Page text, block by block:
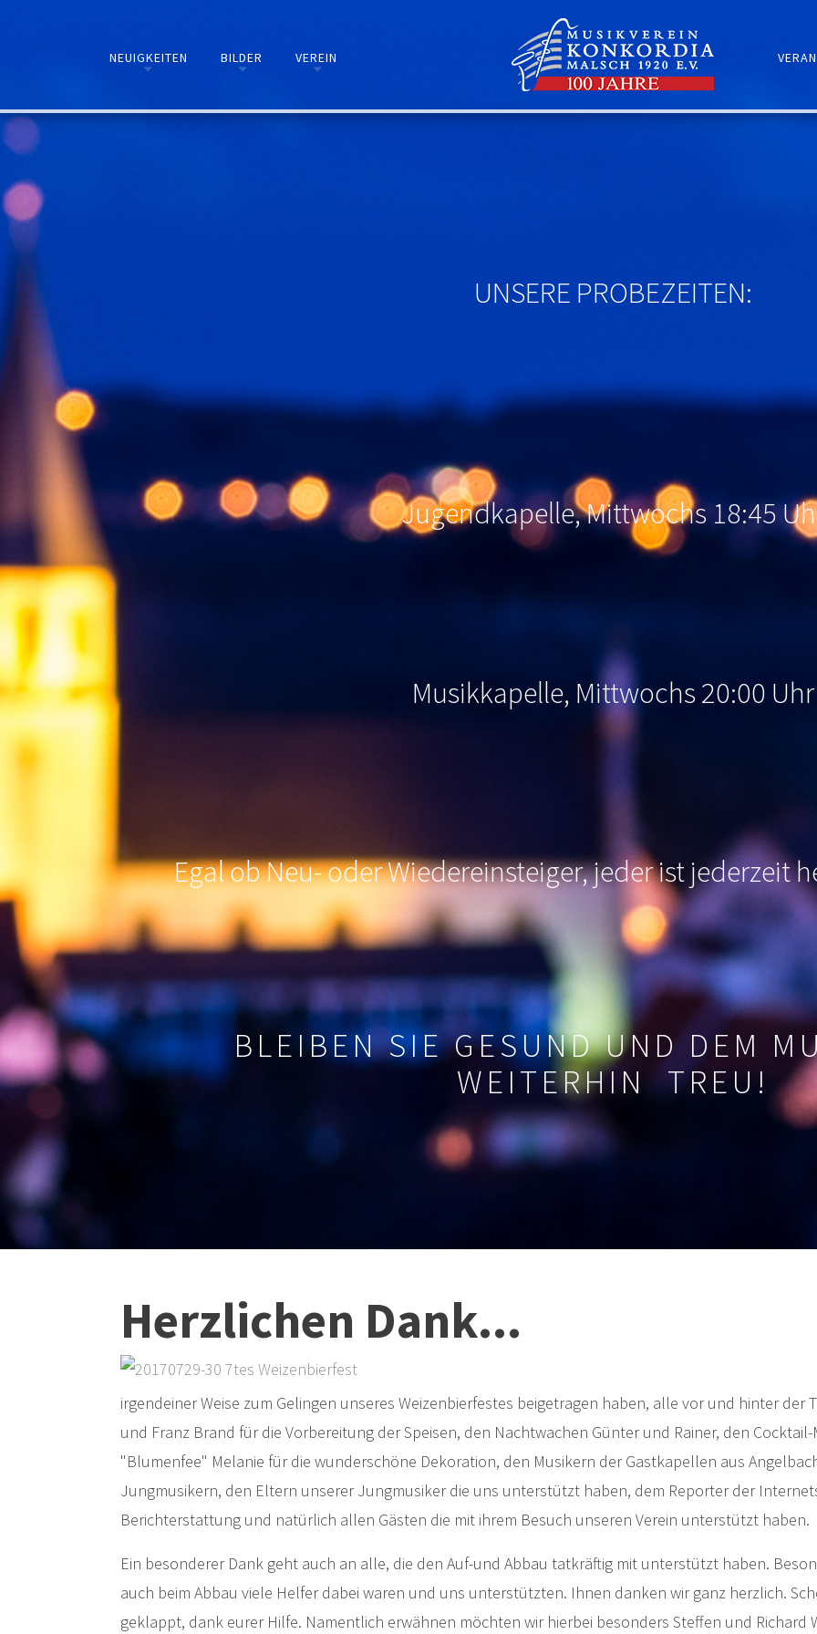
NEUIGKEITEN BILDER VEREIN
UNSERE PROBEZEITEN:
Jugendkapelle, Mittwochs 18:45
Musikkapelle, Mittwochs 20:00 Uhr
Egal ob Neu- oder Wiedereinsteiger, jeder ist jederzeit
BLEIBEN SIE GESUND UND DEM
WEITERHIN TREU!
Herzlichen Dank...
irgendeiner Weise zum Gelingen unseres Weizenbierfestes beigetragen haben, alle vor und hinter der
und Franz Brand für die Vorbereitung der Speisen, den Nachtwachen Günter und Rainer, den
"Blumenfee" Melanie für die wunderschöne Dekoration, den Musikern der Gastkapellen aus
Jungmusikern, den Eltern unserer Jungmusiker die uns unterstützt haben, dem Reporter der
Berichterstattung und natürlich allen Gästen die mit ihrem Besuch unseren Verein unterstützt haben.
Ein besonderer Dank geht auch an alle, die den Auf-und Abbau tatkräftig mit unterstützt haben.
auch beim Abbau viele Helfer dabei waren und uns unterstützten. Ihnen danken wir ganz herzlich.
geklappt, dank eurer Hilfe. Namentlich erwähnen möchten wir hierbei besonders Steffen und Richard